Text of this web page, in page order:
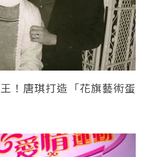
！唐琪打造「花旗藝術蛋